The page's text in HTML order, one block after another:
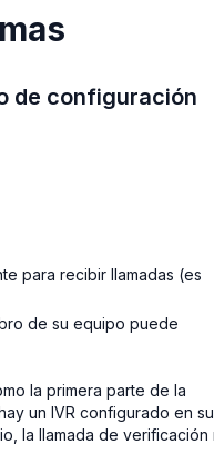
de configuración
para recibir llamadas (es
de su equipo puede
la primera parte de la
un IVR configurado en su
la llamada de verificación